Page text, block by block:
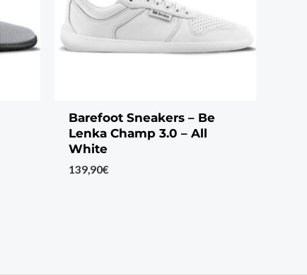
Barefoot Sneakers – Be
Lenka Champ 3.0 – All
White
139,90€